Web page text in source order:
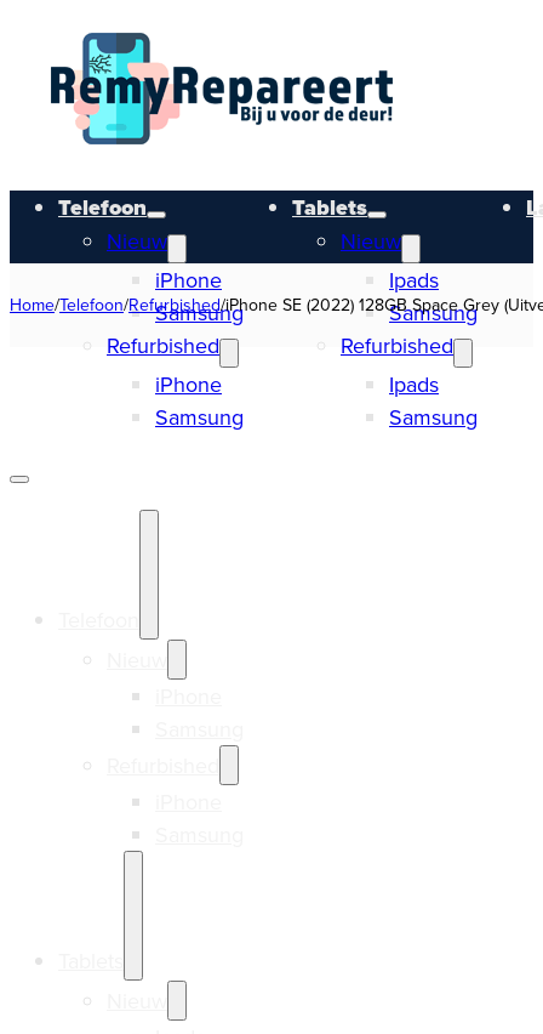
Telefoon
Nieuw
iPhone
Samsung
Refurbished
iPhone
Samsung
Tablets
Nieuw
Ipads
Samsung
Refurbished
Ipads
Samsung
Home/Telefoon/Refurbished/iPhone SE (2022) 128GB Space Grey